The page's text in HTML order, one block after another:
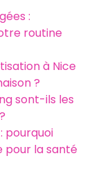
:
routine
à Nice
?
sont-ils les
pourquoi
pour la santé